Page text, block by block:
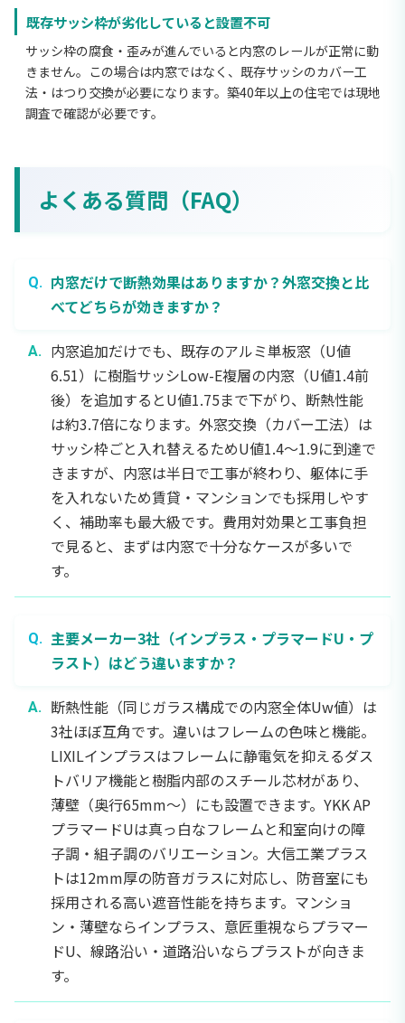
既存サッシ枠が劣化していると設置不可
サッシ枠の腐食・歪みが進んでいると内窓のレールが正常に動
きません。この場合は内窓ではなく、既存サッシのカバー工
法・はつり交換が必要になります。築40年以上の住宅では現地
調査で確認が必要です。
よくある質問（FAQ）
内窓だけで断熱効果はありますか？外窓交換と比
べてどちらが効きますか？
内窓追加だけでも、既存のアルミ単板窓（U値
6.51）に樹脂サッシLow-E複層の内窓（U値1.4前
後）を追加するとU値1.75まで下がり、断熱性能
は約3.7倍になります。外窓交換（カバー工法）は
サッシ枠ごと入れ替えるためU値1.4〜1.9に到達で
きますが、内窓は半日で工事が終わり、躯体に手
を入れないため賃貸・マンションでも採用しやす
く、補助率も最大級です。費用対効果と工事負担
で見ると、まずは内窓で十分なケースが多いで
す。
主要メーカー3社（インプラス・プラマードU・プ
ラスト）はどう違いますか？
断熱性能（同じガラス構成での内窓全体Uw値）は
3社ほぼ互角です。違いはフレームの色味と機能。
LIXILインプラスはフレームに静電気を抑えるダス
トバリア機能と樹脂内部のスチール芯材があり、
薄壁（奥行65mm〜）にも設置できます。YKK AP
プラマードUは真っ白なフレームと和室向けの障
子調・組子調のバリエーション。大信工業プラス
トは12mm厚の防音ガラスに対応し、防音室にも
採用される高い遮音性能を持ちます。マンショ
ン・薄壁ならインプラス、意匠重視ならプラマー
ドU、線路沿い・道路沿いならプラストが向きま
す。